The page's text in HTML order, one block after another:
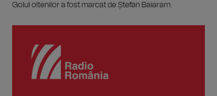
Golul oltenilor a fost marcat de Ștefan Baiaram.